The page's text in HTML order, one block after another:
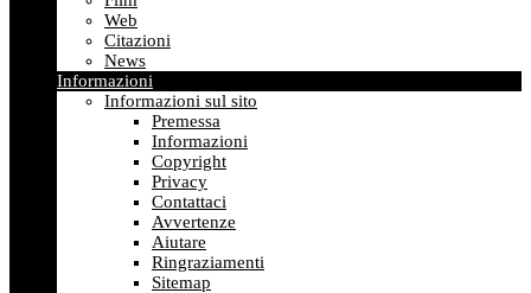
Web
Citazioni
News
Informazioni
Informazioni sul sito
Premessa
Informazioni
Copyright
Privacy
Contattaci
Avvertenze
Aiutare
Ringraziamenti
Sitemap